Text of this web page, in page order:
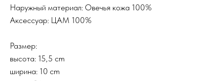
Наружный материал: Овечья кожа 100%
Аксессуар: ЦАМ 100%
Размер:
высота: 15,5 cm
ширина: 10 cm